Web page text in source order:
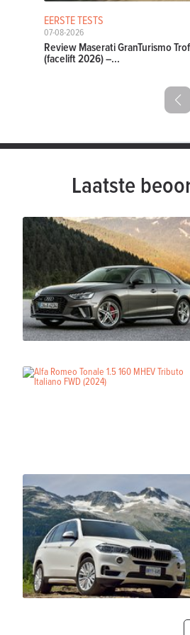
EERSTE TESTS
07-08-2026
Review Maserati GranTurismo
(facelift 2026) –...
Laatste